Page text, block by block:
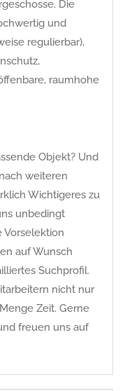
Die
und
regulierbar),
raumhohe
Objekt? Und
weiteren
Wichtigeres zu
unbedingt
Vorselektion
auf Wunsch
Suchprofil.
nicht nur
Zeit. Gerne
freuen uns auf